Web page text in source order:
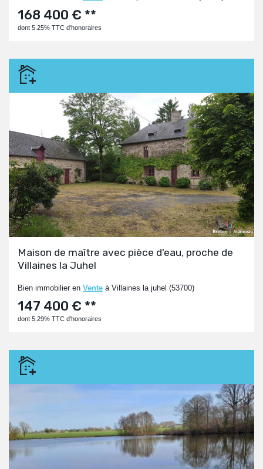
168 400 € **
dont 5.25% TTC d'honoraires
Maison de maître avec pièce d'eau, proche de
Villaines la Juhel
Bien immobilier en Vente à Villaines la juhel (53700)
147 400 € **
dont 5.29% TTC d'honoraires